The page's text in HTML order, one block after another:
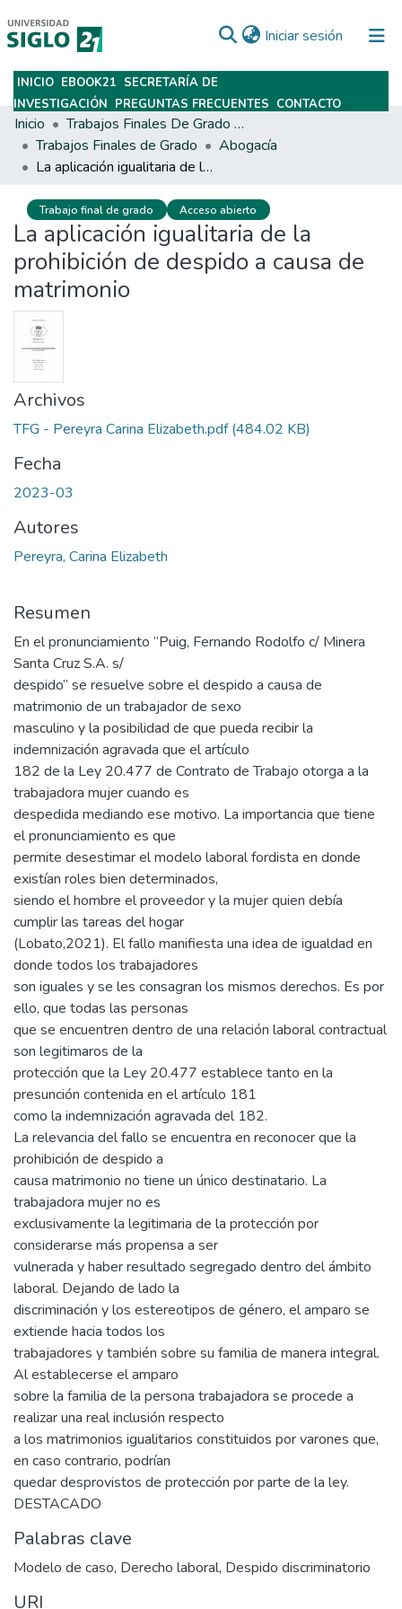
Iniciar sesión (current)
Subir
INICIO EBOOK21 SECRETARÍA DE
INVESTIGACIÓN PREGUNTAS FRECUENTES CONTACTO
Inicio
Trabajos Finales De Grado Y Posgrado
Trabajos Finales de Grado
Abogacía
La aplicación igualitaria de la prohibición de despido a causa de matrimonio
Trabajo final de grado Acceso abierto
La aplicación igualitaria de la
prohibición de despido a causa de
matrimonio
Archivos
TFG - Pereyra Carina Elizabeth.pdf(484.02 KB)
Fecha
2023-03
Autores
Pereyra, Carina Elizabeth
Resumen
En el pronunciamiento “Puig, Fernando Rodolfo c/ Minera
Santa Cruz S.A. s/
despido” se resuelve sobre el despido a causa de
matrimonio de un trabajador de sexo
masculino y la posibilidad de que pueda recibir la
indemnización agravada que el artículo
182 de la Ley 20.477 de Contrato de Trabajo otorga a la
trabajadora mujer cuando es
despedida mediando ese motivo. La importancia que tiene
el pronunciamiento es que
permite desestimar el modelo laboral fordista en donde
existían roles bien determinados,
siendo el hombre el proveedor y la mujer quien debía
cumplir las tareas del hogar
(Lobato,2021). El fallo manifiesta una idea de igualdad en
donde todos los trabajadores
son iguales y se les consagran los mismos derechos. Es por
ello, que todas las personas
que se encuentren dentro de una relación laboral contractual
son legitimaros de la
protección que la Ley 20.477 establece tanto en la
presunción contenida en el artículo 181
como la indemnización agravada del 182.
La relevancia del fallo se encuentra en reconocer que la
prohibición de despido a
causa matrimonio no tiene un único destinatario. La
trabajadora mujer no es
exclusivamente la legitimaria de la protección por
considerarse más propensa a ser
vulnerada y haber resultado segregado dentro del ámbito
laboral. Dejando de lado la
discriminación y los estereotipos de género, el amparo se
extiende hacia todos los
trabajadores y también sobre su familia de manera integral.
Al establecerse el amparo
sobre la familia de la persona trabajadora se procede a
realizar una real inclusión respecto
a los matrimonios igualitarios constituidos por varones que,
en caso contrario, podrían
quedar desprovistos de protección por parte de la ley.
DESTACADO
Palabras clave
Modelo de caso, Derecho laboral, Despido discriminatorio
URI